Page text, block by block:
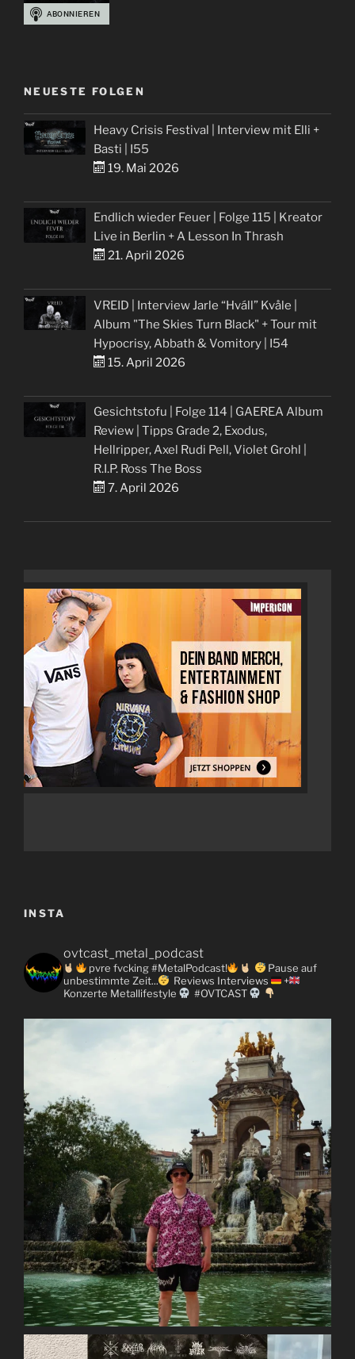
Review
+
NEUESTE FOLGEN
Heavy Crisis Festival | Interview mit Elli +
Basti | I55
19. Mai 2026
Endlich wieder Feuer | Folge 115 | Kreator
Live in Berlin + A Lesson In Thrash
21. April 2026
VREID | Interview Jarle “Hváll” Kvåle |
Album "The Skies Turn Black" + Tour mit
Hypocrisy, Abbath & Vomitory | I54
15. April 2026
Gesichtstofu | Folge 114 | GAEREA Album
Review | Tipps Grade 2, Exodus,
Hellripper, Axel Rudi Pell, Violet Grohl |
R.I.P. Ross The Boss
7. April 2026
INSTA
ovtcast_metal_podcast
pvre fvcking #MetalPodcast!
Pause auf
unbestimmte Zeit...
Reviews Interviews
+
Konzerte Metallifestyle #OVTCAST